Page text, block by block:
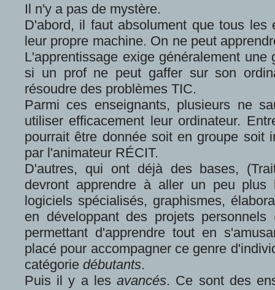
Il n'y a pas de mystère.
D'abord, il faut absolument que tous les
leur propre machine. On ne peut
L'apprentissage exige généralement une
si un prof ne peut gaffer sur son
résoudre des problèmes TIC.
Parmi ces enseignants, plusieurs ne
utiliser efficacement leur ordinateur.
pourrait être donnée soit en groupe soit
par l'animateur RÉCIT.
D'autres, qui ont déjà des bases,
devront apprendre à aller un peu
logiciels spécialisés, graphismes,
en développant des projets
permettant d'apprendre tout en
placé pour accompagner ce genre
catégorie débutants.
Puis il y a lesavancés. Ce sont des